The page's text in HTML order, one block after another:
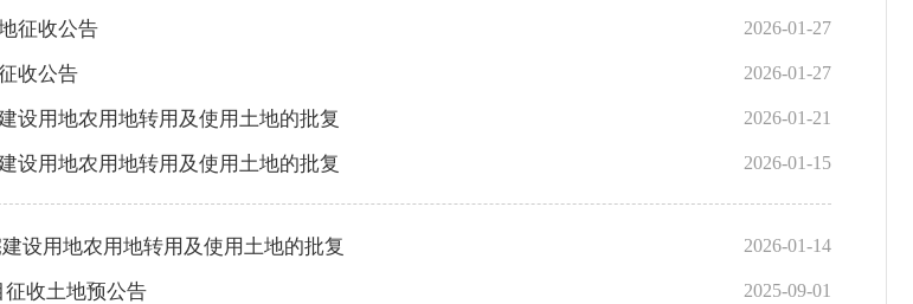
征收公告 2026-01-27
收公告 2026-01-27
设用地农用地转用及使用土地的批复 2026-01-21
设用地农用地转用及使用土地的批复 2026-01-15
设用地农用地转用及使用土地的批复 2026-01-14
征收土地预公告 2025-09-01